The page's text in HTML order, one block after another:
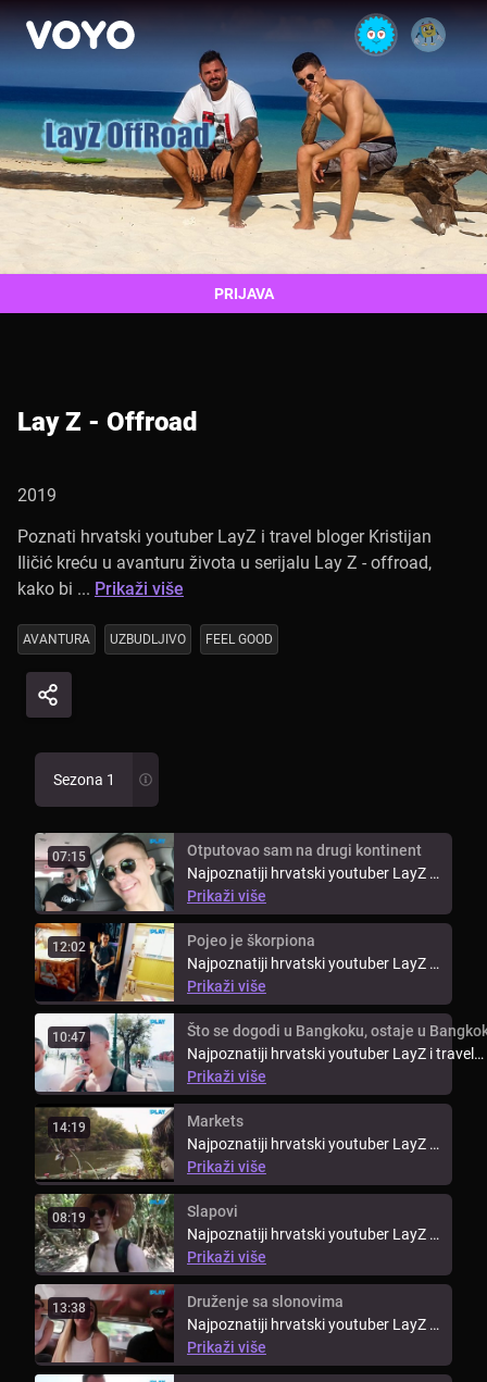
Lay Z - Offroad
2019
Poznati hrvatski youtuber LayZ i travel bloger Kristijan
Iličić kreću u avanturu života u serijalu Lay Z - offroad,
kako bi ... Prikaži više
AVANTURA UZBUDLJIVO FEEL GOOD
PRIJAVA
Sezona 1
07:15
Otputovao sam na drugi kontinent
Najpoznatiji hrvatski youtuber LayZ i
travel bloger Kristijan Iličić ...
Prikaži više
12:02
Pojeo je škorpiona
Najpoznatiji hrvatski youtuber LayZ i
travel bloger Kristijan Iličić ...
Prikaži više
10:47
Što se dogodi u Bangkoku, ostaje u
Najpoznatiji hrvatski youtuber LayZ i travel
bloger Kristijan Iličić ...
Prikaži više
14:19
Markets
Najpoznatiji hrvatski youtuber LayZ i
travel bloger Kristijan Iličić ...
Prikaži više
08:19
Slapovi
Najpoznatiji hrvatski youtuber LayZ i
travel bloger Kristijan Iličić ...
Prikaži više
13:38
Druženje sa slonovima
Najpoznatiji hrvatski youtuber LayZ i
travel bloger Kristijan Iličić ...
Prikaži više